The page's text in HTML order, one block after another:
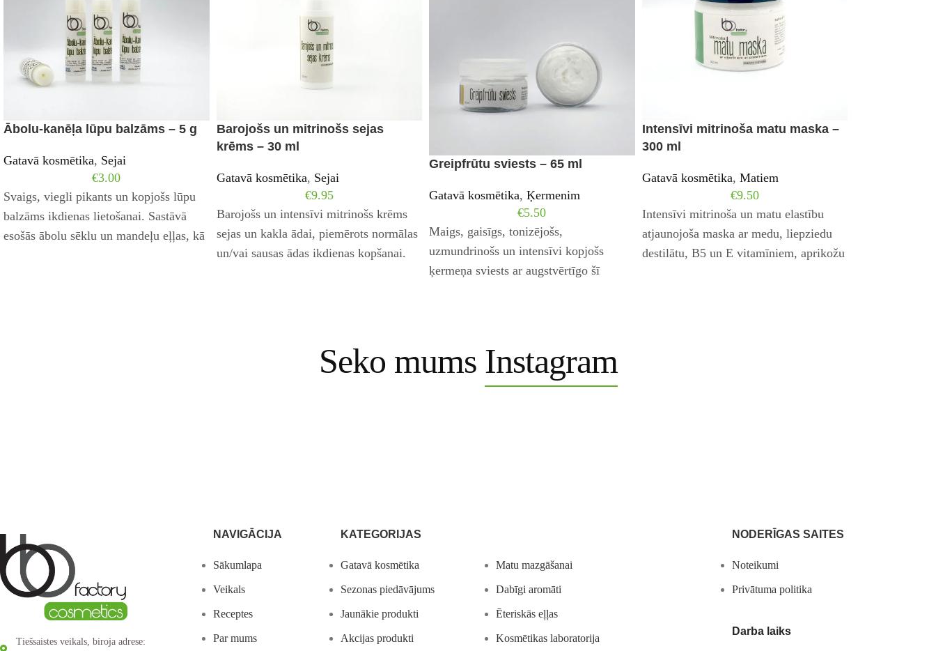
Ābolu-kanēļa lūpu balzāms – 5 g
Gatavā kosmētika, Sejai
€3.00
Svaigs, viegli pikants un kopjošs lūpu
balzāms ikdienas lietošanai. Sastāvā
esošās ābolu sēklu un mandeļu eļļas, kā
Barojošs un mitrinošs sejas
krēms – 30 ml
Gatavā kosmētika, Sejai
€9.95
Barojošs un intensīvi mitrinošs krēms
sejas un kakla ādai, piemērots normālas
un/vai sausas ādas ikdienas kopšanai.
Greipfrūtu sviests – 65 ml
Gatavā kosmētika, Ķermenim
€5.50
Maigs, gaisīgs, tonizējošs,
uzmundrinošs un intensīvi kopjošs
ķermeņa sviests ar augstvērtīgo šī
Intensīvi mitrinoša matu maska –
300 ml
Gatavā kosmētika, Matiem
€9.50
Intensīvi mitrinoša un matu elastību
atjaunojoša maska ar medu, liepziedu
destilātu, B5 un E vitamīniem, aprikožu
Seko mums Instagram
Tiešsaistes veikals, biroja adrese:
NAVIGĀCIJA
Sākumlapa
Veikals
Receptes
Par mums
KATEGORIJAS
Gatavā kosmētika
Sezonas piedāvājums
Jaunākie produkti
Akcijas produkti
Matu mazgāšanai
Dabīgi aromāti
Ēteriskās eļļas
Kosmētikas laboratorija
NODERĪGAS SAITES
Noteikumi
Privātuma politika
Darba laiks